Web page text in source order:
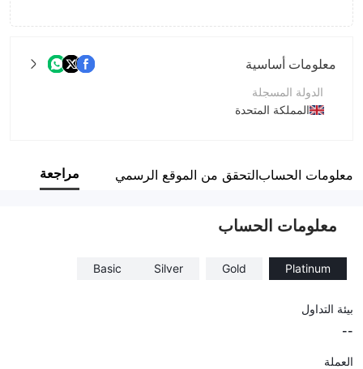
معلومات أساسية
الدولة المسجلة
المملكة المتحدة
اسم الشركة
معلومات الحسابالتحقق من الموقع الرسمي مراجعة
معلومات الحساب
Platinum
Gold
Silver
Basic
بيئة التداول
--
العملة